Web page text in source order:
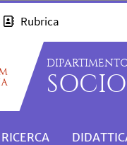
Rubrica
RICERCA